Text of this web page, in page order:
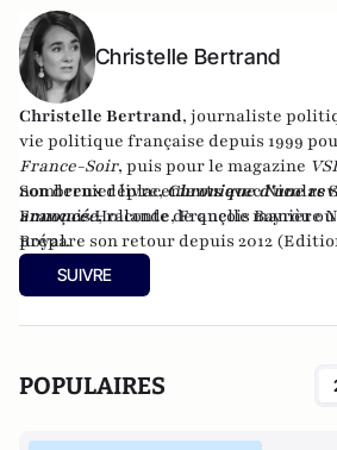
Christelle Bertrand
Christelle Bertrand, journaliste
vie politique française depuis 1999
France-Soir, puis pour le magazine
nombreux déplacements avec Nicolas
François Hollande, François Bayrou ou
Royal.
Son dernier livre,Chronique d'une
annoncée,raconte de quelle manière
prépare son retour depuis 2012
SUIVRE
POPULAIRES